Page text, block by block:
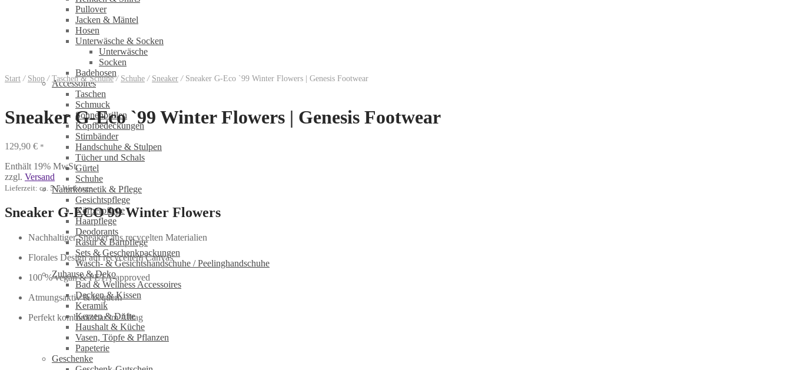
Pullover
Jacken & Mäntel
Hosen
Unterwäsche & Socken
Unterwäsche
Socken
Badehosen
Accessoires
Taschen
Schmuck
Sonnenbrillen
Kopfbedeckungen
Stirnbänder
Handschuhe & Stulpen
Tücher und Schals
Gürtel
Schuhe
Naturkosmetik & Pflege
Gesichtspflege
Körperpflege
Haarpflege
Deodorants
Rasur & Bartpflege
Sets & Geschenkpackungen
Wasch‑ & Gesichtshandschuhe / Peelinghandschuhe
Zuhause & Deko
Bad & Wellness Accessoires
Decken & Kissen
Keramik
Kerzen & Düfte
Haushalt & Küche
Vasen, Töpfe & Pflanzen
Papeterie
Geschenke
Start / Shop / Taschen & Schuhe / Schuhe / Sneaker /Sneaker G-Eco `99 Winter Flowers | Genesis Footwear
Sneaker G-Eco `99 Winter Flowers | Genesis Footwear
129,90 € *
Enthält 19% MwSt.
zzgl. Versand
Lieferzeit: ca. 5-7 Werktage
Sneaker G-ECO 99 Winter Flowers
Nachhaltiger Sneaker aus recycelten Materialien
Florales Design auf recyceltem Canvas
100 % vegan & PETA-approved
Atmungsaktiv & bequem
Perfekt kombinierbar im Alltag